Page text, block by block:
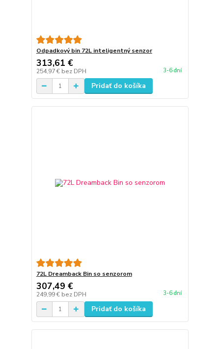
Odpadkový bin 72L inteligentný senzor
313,61 €
254,97 € bez DPH 3-6 dní
Pridať do košíka
72L Dreamback Bin so senzorom
307,49 €
249,99 € bez DPH 3-6 dní
Pridať do košíka